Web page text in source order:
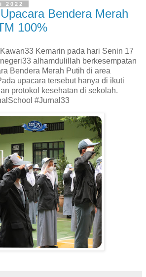
2022
Bendera Merah
100%
Kemarin pada hari Senin 17
alhamdulillah berkesempatan
Bendera Merah Putih di area
upacara tersebut hanya di ikuti
protokol kesehatan di sekolah.
#Jurnal33